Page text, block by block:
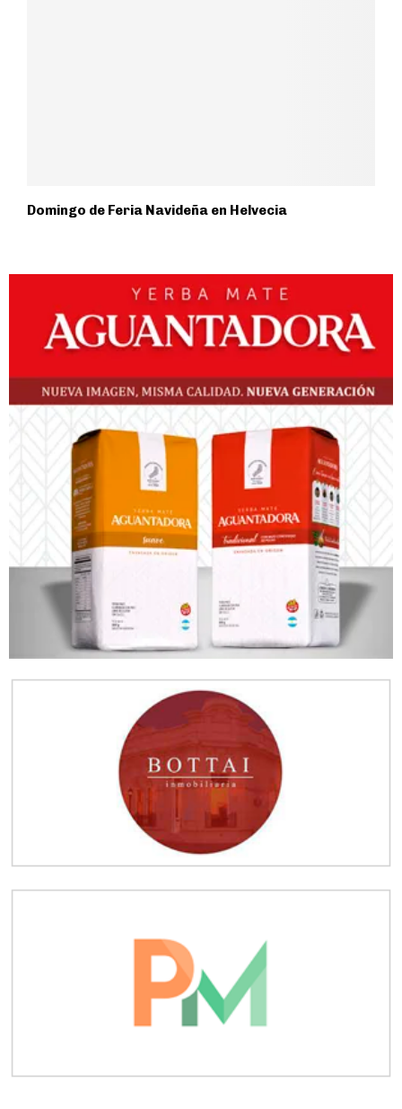
Domingo de Feria Navideña en Helvecia